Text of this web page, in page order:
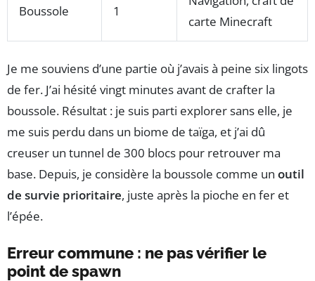
Boussole 1
carte Minecraft
Je me souviens d’une partie où j’avais à peine six lingots
de fer. J’ai hésité vingt minutes avant de crafter la
boussole. Résultat : je suis parti explorer sans elle, je
me suis perdu dans un biome de taïga, et j’ai dû
creuser un tunnel de 300 blocs pour retrouver ma
base. Depuis, je considère la boussole comme un outil
de survie prioritaire, juste après la pioche en fer et
l’épée.
Erreur commune : ne pas vérifier le
point de spawn